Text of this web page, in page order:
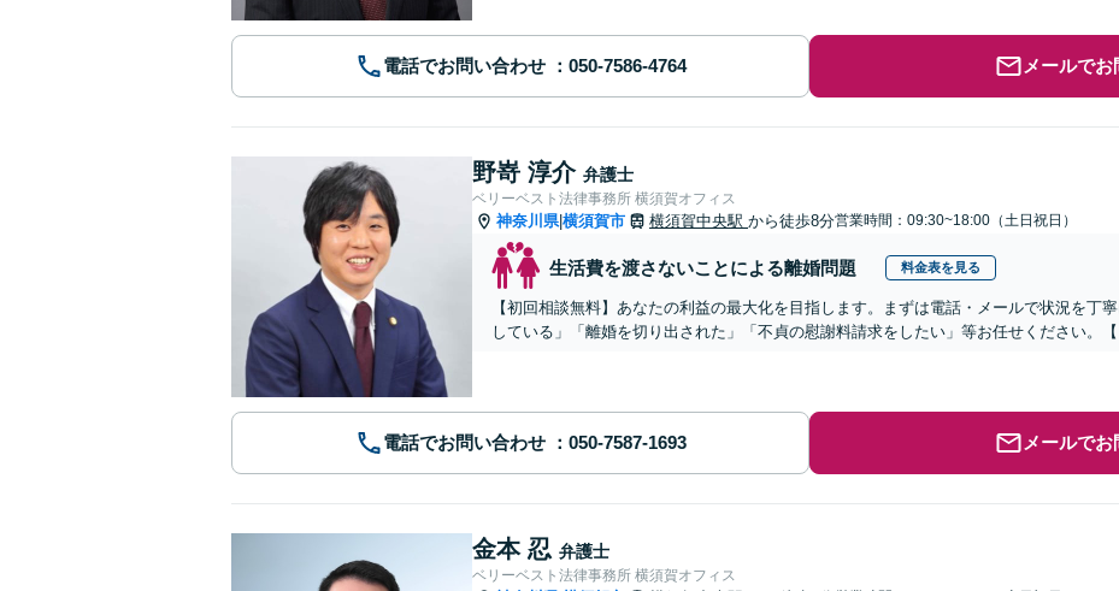
電話でお問い合わせ メールで
野嵜 淳介 弁護士
ベリーベスト法律事務所 横須賀オフィス
神奈川県|横須賀市 横須賀中央駅 から徒歩8分営業時間：09:30~18:00（土日祝日）
生活費を渡さないことによる離婚問題 料金表を見る
【初回相談無料】あなたの利益の最大化を目指します。まずは電話・メールで状況を丁
している」「離婚を切り出された」「不貞の慰謝料請求をしたい」等お任せください。【
電話でお問い合わせ メールで
金本 忍 弁護士
ベリーベスト法律事務所 横須賀オフィス